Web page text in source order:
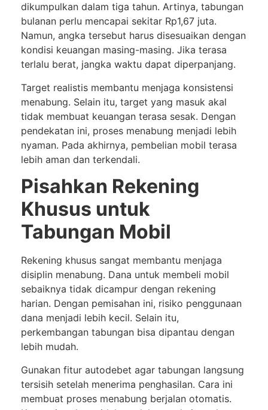
dikumpulkan dalam tiga tahun. Artinya, tabungan
bulanan perlu mencapai sekitar Rp1,67 juta.
Namun, angka tersebut harus disesuaikan dengan
kondisi keuangan masing-masing. Jika terasa
terlalu berat, jangka waktu dapat diperpanjang.
Target realistis membantu menjaga konsistensi
menabung. Selain itu, target yang masuk akal
tidak membuat keuangan terasa sesak. Dengan
pendekatan ini, proses menabung menjadi lebih
nyaman. Pada akhirnya, pembelian mobil terasa
lebih aman dan terkendali.
Pisahkan Rekening
Khusus untuk
Tabungan Mobil
Rekening khusus sangat membantu menjaga
disiplin menabung. Dana untuk membeli mobil
sebaiknya tidak dicampur dengan rekening
harian. Dengan pemisahan ini, risiko penggunaan
dana menjadi lebih kecil. Selain itu,
perkembangan tabungan bisa dipantau dengan
lebih mudah.
Gunakan fitur autodebet agar tabungan langsung
tersisih setelah menerima penghasilan. Cara ini
membuat proses menabung berjalan otomatis.